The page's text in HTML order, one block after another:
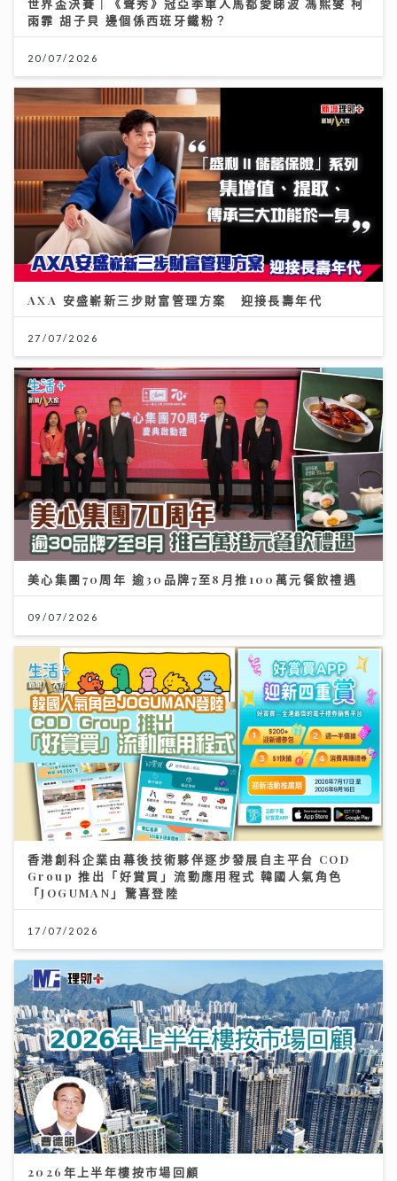
世界盃決賽｜《聲秀》冠亞季軍人馬都愛睇波 馮熙燮 柯
雨霏 胡子貝 邊個係西班牙鐵粉？
20/07/2026
AXA 安盛嶄新三步財富管理方案 迎接長壽年代
27/07/2026
美心集團70周年 逾30品牌7至8月推100萬元餐飲禮遇
09/07/2026
香港創科企業由幕後技術夥伴逐步發展自主平台 COD
Group 推出「好賞買」流動應用程式 韓國人氣角色
「JOGUMAN」驚喜登陸
17/07/2026
2026年上半年樓按市場回顧